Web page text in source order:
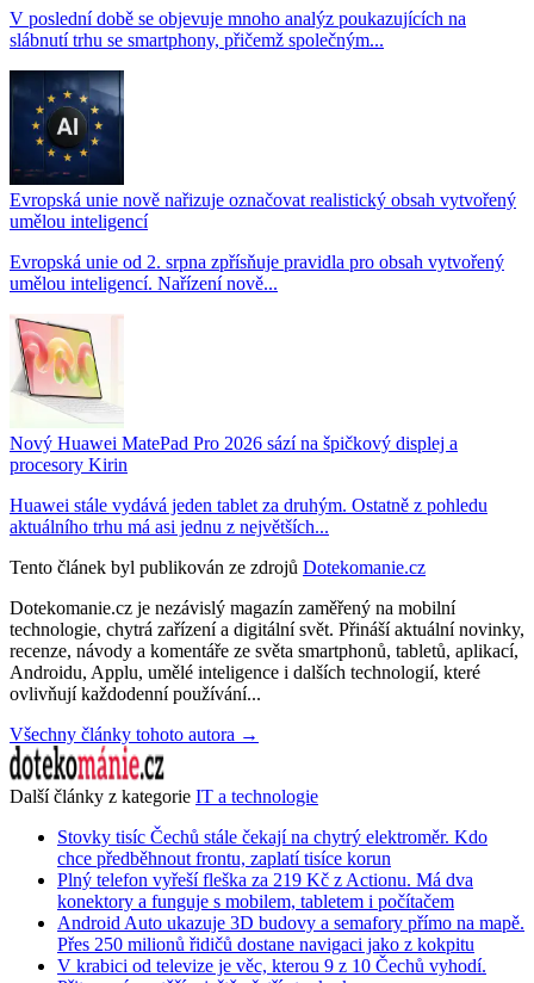
V poslední době se objevuje mnoho analýz poukazujících na
slábnutí trhu se smartphony, přičemž společným...
Evropská unie nově nařizuje označovat realistický obsah vytvořený
umělou inteligencí
Evropská unie od 2. srpna zpřísňuje pravidla pro obsah vytvořený
umělou inteligencí. Nařízení nově...
Nový Huawei MatePad Pro 2026 sází na špičkový displej a
procesory Kirin
Huawei stále vydává jeden tablet za druhým. Ostatně z pohledu
aktuálního trhu má asi jednu z největších...
Tento článek byl publikován ze zdrojů Dotekomanie.cz
Dotekomanie.cz je nezávislý magazín zaměřený na mobilní
technologie, chytrá zařízení a digitální svět. Přináší aktuální novinky,
recenze, návody a komentáře ze světa smartphonů, tabletů, aplikací,
Androidu, Applu, umělé inteligence i dalších technologií, které
ovlivňují každodenní používání...
Všechny články tohoto autora →
Další články z kategorie IT a technologie
Stovky tisíc Čechů stále čekají na chytrý elektroměr. Kdo
chce předběhnout frontu, zaplatí tisíce korun
Plný telefon vyřeší fleška za 219 Kč z Actionu. Má dva
konektory a funguje s mobilem, tabletem i počítačem
Android Auto ukazuje 3D budovy a semafory přímo na mapě.
Přes 250 milionů řidičů dostane navigaci jako z kokpitu
V krabici od televize je věc, kterou 9 z 10 Čechů vyhodí.